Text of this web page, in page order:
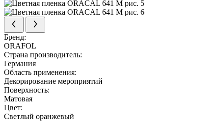
Бренд:
ORAFOL
Страна производитель:
Германия
Область применения:
Декорирование мероприятий
Поверхность:
Матовая
Цвет:
Светлый оранжевый